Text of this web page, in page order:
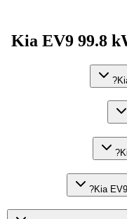
Kia EV9 99.8